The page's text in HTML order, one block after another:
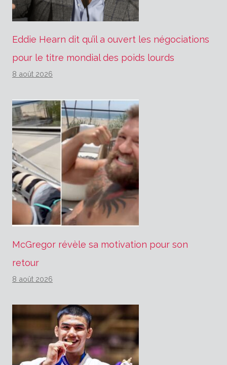
Eddie Hearn dit qu’il a ouvert les négociations
pour le titre mondial des poids lourds
8 août 2026
McGregor révèle sa motivation pour son
retour
8 août 2026